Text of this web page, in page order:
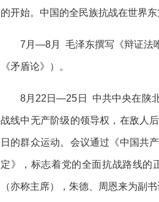
的开始。中国的全民族抗战在世界
7月—8月 毛泽东撰写《辩证法
《矛盾论》）。
8月22日—25日 中共中央在陕
战线中无产阶级的领导权，在敌人
日的群众运动。会议通过《中国共
定》，标志着党的全面抗战路线的
（亦称主席），朱德、周恩来为副